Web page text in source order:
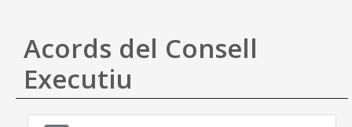
Ajuda
Acords del Consell
Executiu